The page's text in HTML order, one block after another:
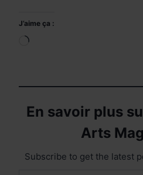
J’aime ça :
Chargement…
En savoir plus
Arts
Subscribe to get the latest